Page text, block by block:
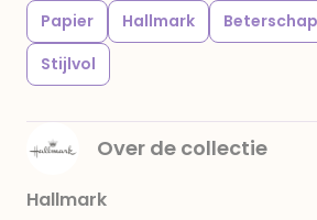
Papier Hallmark Beterschap
Stijlvol
Over de collectie
Hallmark